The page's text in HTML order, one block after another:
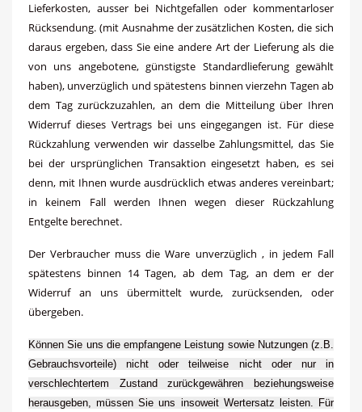
Lieferkosten, ausser bei Nichtgefallen oder kommentarloser
Rücksendung. (mit Ausnahme der zusätzlichen Kosten, die sich
daraus ergeben, dass Sie eine andere Art der Lieferung als die
von uns angebotene, günstigste Standardlieferung gewählt
haben), unverzüglich und spätestens binnen vierzehn Tagen ab
dem Tag zurückzuzahlen, an dem die Mitteilung über Ihren
Widerruf dieses Vertrags bei uns eingegangen ist. Für diese
Rückzahlung verwenden wir dasselbe Zahlungsmittel, das Sie
bei der ursprünglichen Transaktion eingesetzt haben, es sei
denn, mit Ihnen wurde ausdrücklich etwas anderes vereinbart;
in keinem Fall werden Ihnen wegen dieser Rückzahlung
Entgelte berechnet.
Der Verbraucher muss die Ware unverzüglich , in jedem Fall
spätestens binnen 14 Tagen, ab dem Tag, an dem er der
Widerruf an uns übermittelt wurde, zurücksenden, oder
übergeben.
Können Sie uns die empfangene Leistung sowie Nutzungen (z.B.
Gebrauchsvorteile) nicht oder teilweise nicht oder nur in
verschlechtertem Zustand zurückgewähren beziehungsweise
herausgeben, müssen Sie uns insoweit Wertersatz leisten. Für